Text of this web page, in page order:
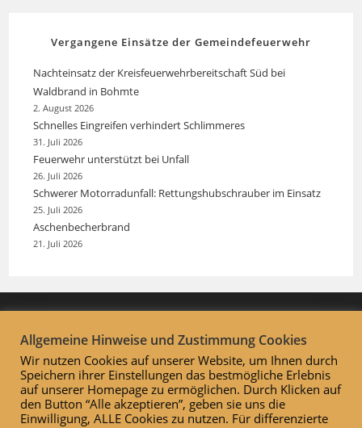
Vergangene Einsätze der Gemeindefeuerwehr
Nachteinsatz der Kreisfeuerwehrbereitschaft Süd bei
Waldbrand in Bohmte
2. August 2026
Schnelles Eingreifen verhindert Schlimmeres
31. Juli 2026
Feuerwehr unterstützt bei Unfall
26. Juli 2026
Schwerer Motorradunfall: Rettungshubschrauber im Einsatz
25. Juli 2026
Aschenbecherbrand
21. Juli 2026
Allgemeine Hinweise und Zustimmung Cookies
Wir nutzen Cookies auf unserer Website, um Ihnen durch
Speichern ihrer Einstellungen das bestmögliche Erlebnis
auf unserer Homepage zu ermöglichen. Durch Klicken auf
den Button “Alle akzeptieren”, geben sie uns die
Einwilligung, ALLE Cookies zu nutzen. Für differenzierte